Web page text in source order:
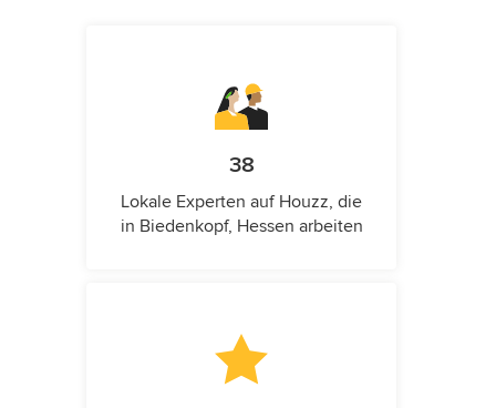
38
Lokale Experten auf Houzz, die
in Biedenkopf, Hessen arbeiten